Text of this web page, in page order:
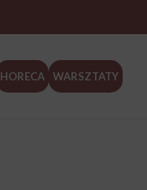
HORECA WARSZTATY